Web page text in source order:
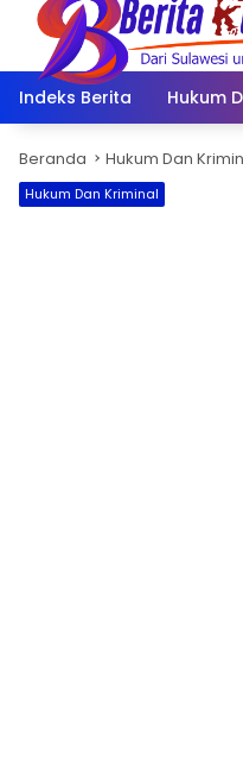
Langsung
konten
Indeks Berita
Hukum
Beranda Hukum Dan
Hukum Dan Kriminal